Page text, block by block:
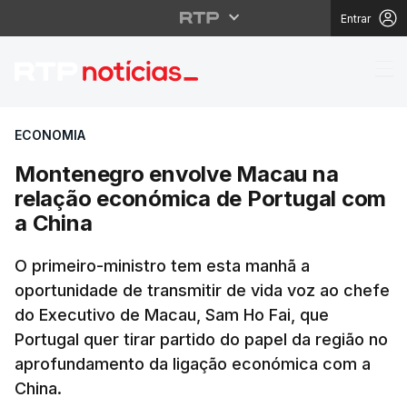
Entrar
Montenegro envolve
ECONOMIA
Montenegro envolve Macau na
relação económica de Portugal com
a China
O primeiro-ministro tem esta manhã a
oportunidade de transmitir de vida voz ao chefe
do Executivo de Macau, Sam Ho Fai, que
Portugal quer tirar partido do papel da região no
aprofundamento da ligação económica com a
China.